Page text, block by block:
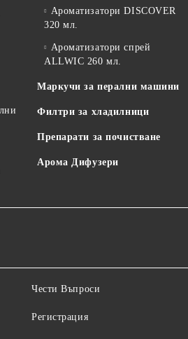
Ароматизатори DISCOVER
320 мл.
Ароматизатори спрей
ALLWIC 260 мл.
Маркучи за перални машини
Филтри за хладилници
Препарати за почистване
Арома Дифузери
Чести Въпроси
Регистрация